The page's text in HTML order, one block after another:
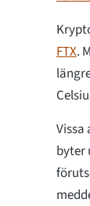
FTX.
byter